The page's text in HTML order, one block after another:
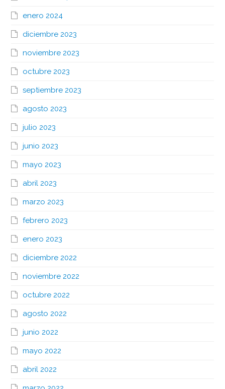
enero 2024
diciembre 2023
noviembre 2023
octubre 2023
septiembre 2023
agosto 2023
julio 2023
junio 2023
mayo 2023
abril 2023
marzo 2023
febrero 2023
enero 2023
diciembre 2022
noviembre 2022
octubre 2022
agosto 2022
junio 2022
mayo 2022
abril 2022